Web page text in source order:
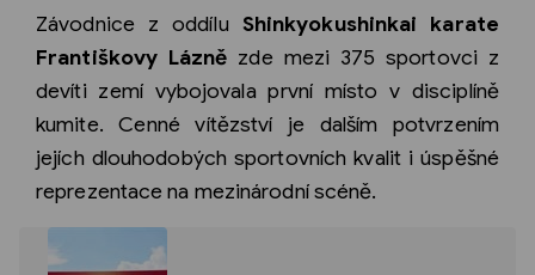
Závodnice z oddílu Shinkyokushinkai karate
Františkovy Lázně zde mezi 375 sportovci z
devíti zemí vybojovala první místo v disciplíně
kumite. Cenné vítězství je dalším potvrzením
jejích dlouhodobých sportovních kvalit i úspěšné
reprezentace na mezinárodní scéně.